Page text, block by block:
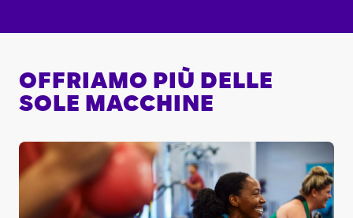
OFFRIAMO PIÙ DELLE
SOLE MACCHINE